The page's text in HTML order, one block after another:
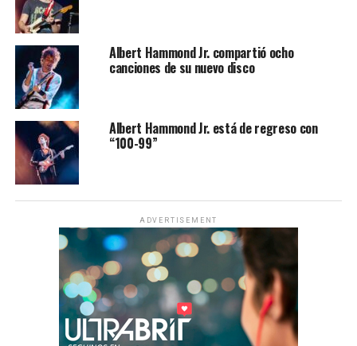
Albert Hammond Jr. compartió ocho
canciones de su nuevo disco
Albert Hammond Jr. está de regreso con
“100-99”
ADVERTISEMENT